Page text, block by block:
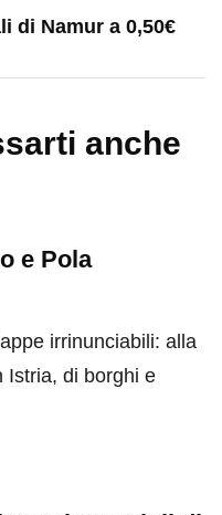
di Namur a 0,50€
anche
e Pola
irrinunciabili: alla
Istria, di borghi e